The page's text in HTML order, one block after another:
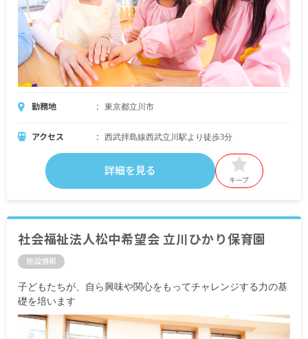
勤務地 東京都立川市
アクセス 西武拝島線西武立川駅より徒歩3分
詳細を見る
キープ
社会福祉法人松中希望会 立川ひかり保育園
施設情報
子どもたちが、自ら興味や関心をもってチャレンジする力の基
礎を培います